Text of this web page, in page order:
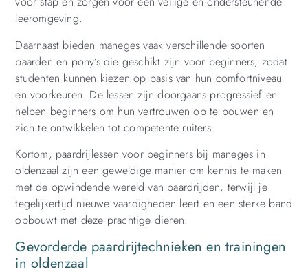
leeromgeving.
Daarnaast bieden maneges vaak verschillende soorten
paarden en pony’s die geschikt zijn voor beginners, zodat
studenten kunnen kiezen op basis van hun comfortniveau
en voorkeuren. De lessen zijn doorgaans progressief en
helpen beginners om hun vertrouwen op te bouwen en
zich te ontwikkelen tot competente ruiters.
Kortom, paardrijlessen voor beginners bij maneges in
oldenzaal zijn een geweldige manier om kennis te maken
met de opwindende wereld van paardrijden, terwijl je
tegelijkertijd nieuwe vaardigheden leert en een sterke band
opbouwt met deze prachtige dieren.
Gevorderde paardrijtechnieken en trainingen
in oldenzaal